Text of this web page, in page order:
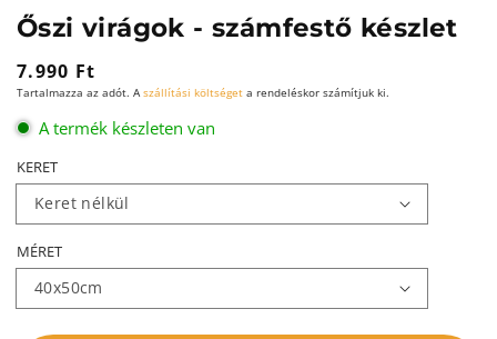
Őszi virágok - számfestő készlet
Normál
ár
7.990 Ft
Tartalmazza az adót. A szállítási költséget a rendeléskor számítjuk ki.
A termék készleten van
KERET
MÉRET